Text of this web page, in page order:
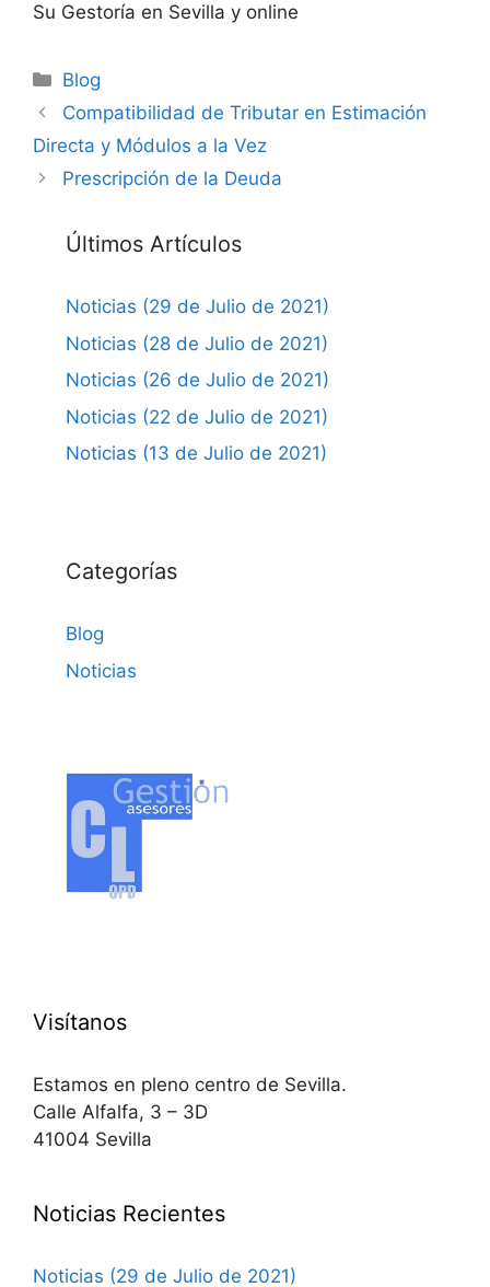
Su Gestoría en Sevilla y online
Categorías
Blog
Compatibilidad de Tributar en Estimación
Directa y Módulos a la Vez
Prescripción de la Deuda
Últimos Artículos
Noticias (29 de Julio de 2021)
Noticias (28 de Julio de 2021)
Noticias (26 de Julio de 2021)
Noticias (22 de Julio de 2021)
Noticias (13 de Julio de 2021)
Categorías
Blog
Noticias
Visítanos
Estamos en pleno centro de Sevilla.
Calle Alfalfa, 3 – 3D
41004 Sevilla
Noticias Recientes
Noticias (29 de Julio de 2021)